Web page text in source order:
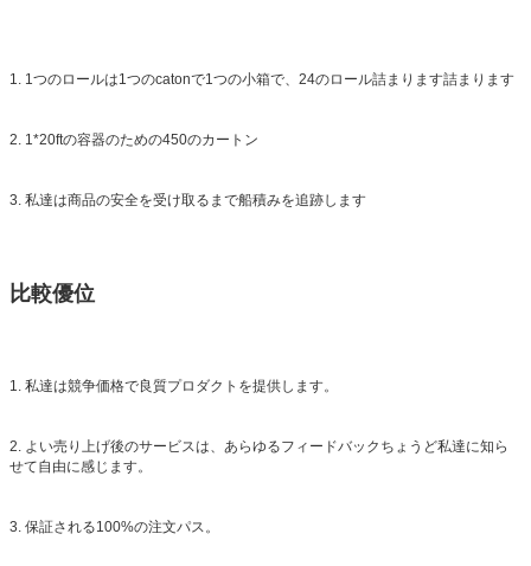
1. 1つのロールは1つのcatonで1つの小箱で、24のロール詰まります詰まります
2. 1*20ftの容器のための450のカートン
3. 私達は商品の安全を受け取るまで船積みを追跡します
比較優位
1. 私達は競争価格で良質プロダクトを提供します。
2. よい売り上げ後のサービスは、あらゆるフィードバックちょうど私達に知ら
せて自由に感じます。
3. 保証される100%の注文パス。